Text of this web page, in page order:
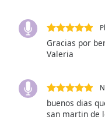
Picture-
in-
Gracias por
Valeria
buenos dias
san martin de